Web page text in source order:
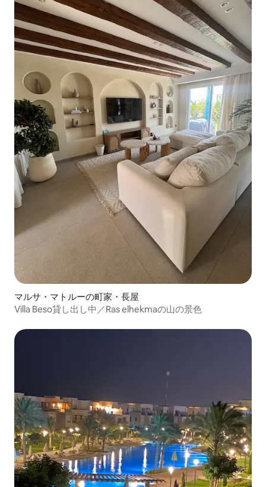
マルサ・マトルーの町家・長屋
Villa Beso貸し出し中／Ras elhekmaの山の景色